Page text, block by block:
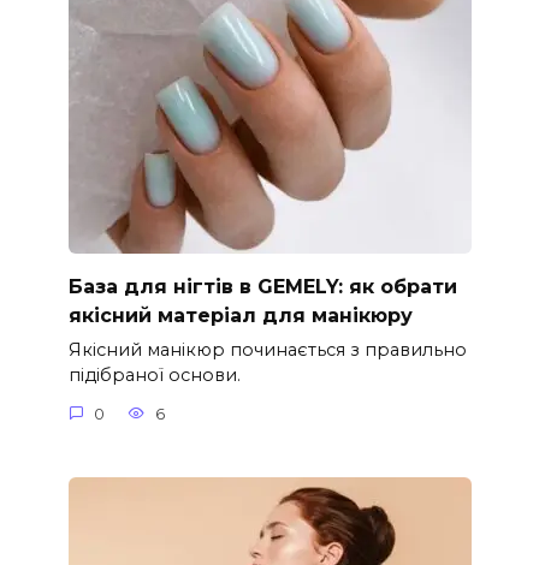
База для нігтів в GEMELY: як обрати
якісний матеріал для манікюру
Якісний манікюр починається з правильно
підібраної основи.
0 6